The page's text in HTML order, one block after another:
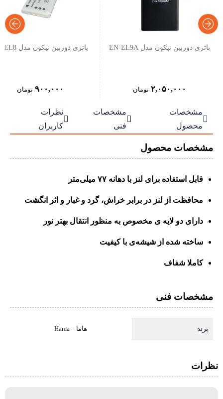
باتری دوربین نیکون مدل EN-EL9A
۲,۰۵۰,۰۰۰ تومان
باتری دوربین نیکون مدل EN-EL8
۹۰۰,۰۰۰ تومان

مشخصات
محصول

مشخصات
فنی

نظرات
کاربران
مشخصات محصول
قابل استفاده برای لنز با دهانه ۷۷ میلی‌متر
محافظت از لنز در برابر خراش، گرد و غبار و اثر انگشت
دارای دو لایه ی مخصوص به منظور انتقال بهتر نور
ساخته شده از شیشه‌ی با کیفیت
کاملا شفاف
مشخصات فنی
برند هاما – Hama
نظرات